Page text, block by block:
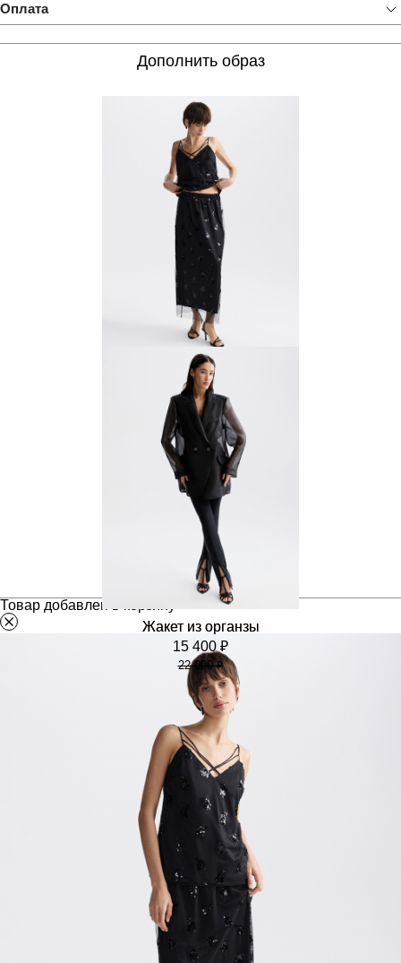
Оплата
Дополнить образ
Юбка с вышивкой пайетками
11 000 ₽
Жакет из органзы
15 400 ₽
22 000 ₽
Товар добавлен в корзину